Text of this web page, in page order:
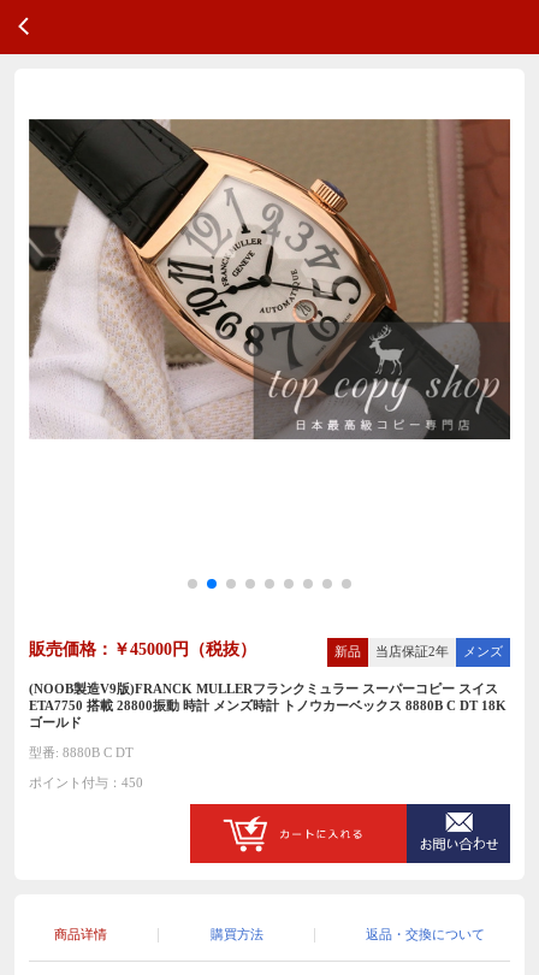
販売価格：￥45000円（税抜） 新品 当店保証2年 メンズ
(NOOB製造V9版)FRANCK MULLERフランクミュラー スーパーコピー スイス
ETA7750 搭載 28800振動 時計 メンズ時計 トノウカーベックス 8880B C DT 18K
ゴールド
型番: 8880B C DT
ポイント付与：450
商品详情 購買方法 返品・交換について